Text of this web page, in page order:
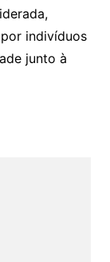
indivíduos
junto à